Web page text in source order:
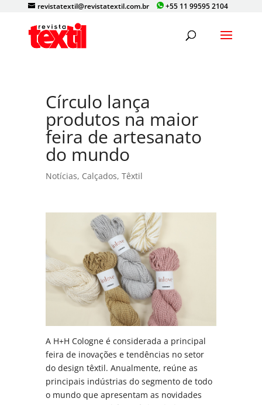
+55 11 99595 2104
revistatextil@revistatextil.com.br
Círculo lança
produtos na maior
feira de artesanato
do mundo
Notícias, Calçados,Têxtil
A H+H Cologne é considerada a principal
feira de inovações e tendências no setor
do design têxtil. Anualmente, reúne as
principais indústrias do segmento de todo
o mundo que apresentam as novidades